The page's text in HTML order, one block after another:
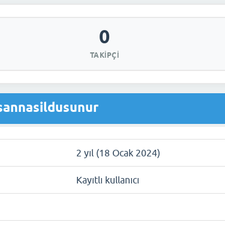
0
TAKIPÇI
2 yıl (18 Ocak 2024)
Kayıtlı kullanıcı